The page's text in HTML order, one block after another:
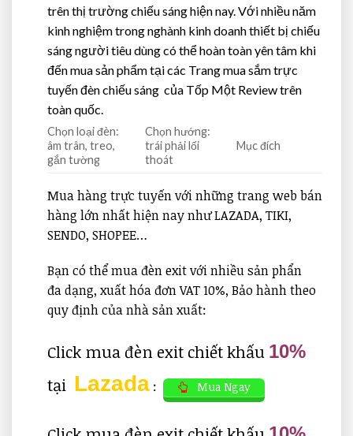
trên thị trường chiếu sáng hiện nay. Với nhiều năm
kinh nghiệm trong nghành kinh doanh thiết bị chiếu
sáng người tiêu dùng có thể hoàn toàn yên tâm khi
đến mua sản phẩm tại các Trang mua sắm trực
tuyến đèn chiếu sáng của Tốp Một Review trên
toàn quốc.
Chọn loại đèn:
âm trân, treo,
gắn tường
Chọn hướng:
trái phải lối
thoát
Mục đích
Mua hàng trực tuyến với những trang web bán
hàng lớn nhất hiện nay như LAZADA, TIKI,
SENDO, SHOPEE…
Bạn có thể mua đèn exit với nhiều sản phẩn
đa dạng, xuất hóa đơn VAT 10%, Bảo hành theo
quy định của nhà sản xuất:
Click mua đèn exit chiết khấu 10%
tại Lazada: Mua Ngay